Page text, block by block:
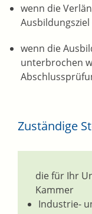
wenn die
wenn die
unterbrochen
Zuständige
die für Ihr
Kammer
Industrie-